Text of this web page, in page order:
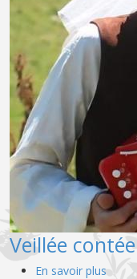
Veillée
En savoir plus